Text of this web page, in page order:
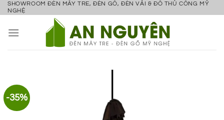
Bỏ
nội
SHOWROOM ĐÈN MÂY TRE, ĐÈN GỖ, ĐÈN VẢI & ĐỒ THỦ CÔNG MỸ
NGHỆ
-35%